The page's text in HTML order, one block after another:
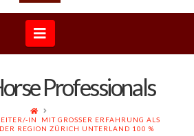
Navigation
Professionals
ACCUEIL
IN MIT GROSSER ERFAHRUNG ALS
REGION ZÜRICH UNTERLAND 100 %